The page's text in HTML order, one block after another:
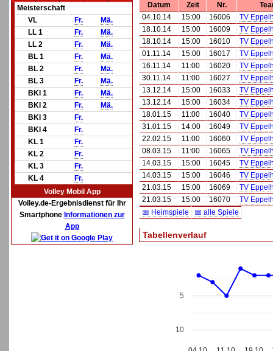
Meisterschaft
VL
Fr.
Mä.
LL 1
Fr.
Mä.
LL 2
Fr.
Mä.
BL 1
Fr.
Mä.
BL 2
Fr.
Mä.
BL 3
Fr.
Mä.
BKl 1
Fr.
Mä.
BKl 2
Fr.
Mä.
BKl 3
Fr.
BKl 4
Fr.
KL 1
Fr.
KL 2
Fr.
KL 3
Fr.
KL 4
Fr.
Volley Mobil App
Volley.de-Ergebnisdienst für Ihr
Smartphone Informationen zur
App
Datum Zeit Nr.
04.10.14
15:00 16006
TV
18.10.14
15:00 16009
TV
18.10.14
15:00 16010
TV
01.11.14
15:00 16017
TV
16.11.14
11:00 16020
TV
30.11.14
11:00 16027
TV
13.12.14
15:00 16033
TV
13.12.14
15:00 16034
TV
18.01.15
11:00 16040
TV
31.01.15
14:00 16049
TV
22.02.15
11:00 16060
TV
08.03.15
11:00 16065
TV
14.03.15
15:00 16045
TV
14.03.15
15:00 16046
TV
21.03.15
15:00 16069
TV
21.03.15
15:00 16070
TV
📅 Heimspiele
📅 alle Spiele
Tabellenverlauf
5
10